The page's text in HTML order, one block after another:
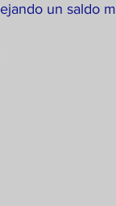
un saldo